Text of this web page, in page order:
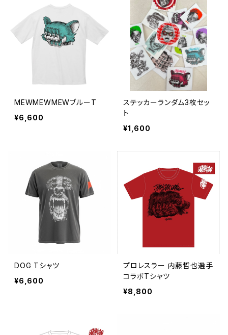
MEWMEWMEWブルーT
¥6,600
ステッカーランダム3枚セッ
ト
¥1,600
DOG Tシャツ
¥6,600
プロレスラー 内藤哲也選手
コラボTシャツ
¥8,800